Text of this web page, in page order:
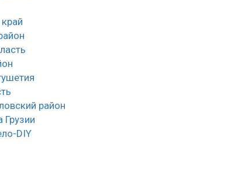
район
Грузии
DIY